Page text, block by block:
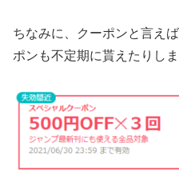
ちなみに、クーポンと言え
ポンも不定期に貰えたりしま